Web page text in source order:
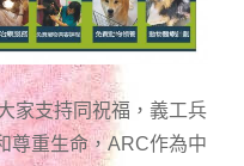
家支持同祝福，義工兵
尊重生命，ARC作為中